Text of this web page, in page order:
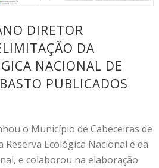
DIRETOR
DA
NACIONAL DE
PUBLICADOS
o Município de Cabeceiras de
Ecológica Nacional e da
e colaborou na elaboração